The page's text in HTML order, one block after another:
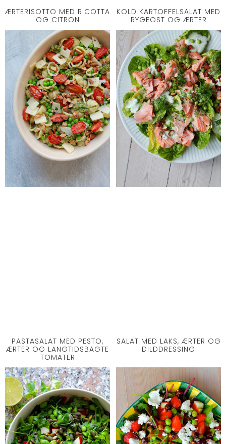
ÆRTERISOTTO MED RICOTTA
OG CITRON
KOLD KARTOFFELSALAT MED
RYGEOST OG ÆRTER
PASTASALAT MED PESTO,
ÆRTER OG LANGTIDSBAGTE
TOMATER
SALAT MED LAKS, ÆRTER OG
DILDDRESSING